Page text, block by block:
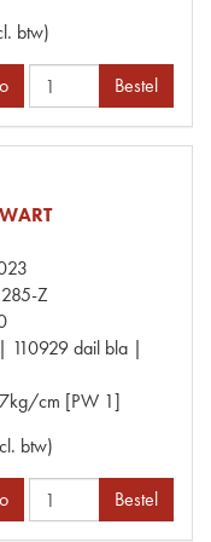
btw)
Bestel
Z
dail bla |
cm [PW 1]
btw)
Bestel